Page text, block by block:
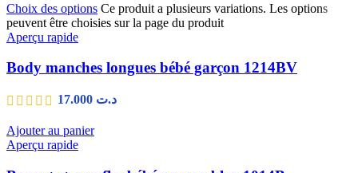
Choix des options Ce produit a plusieurs variations. Les options
peuvent être choisies sur la page du produit
Aperçu rapide
Body manches longues bébé garçon 1214BV
د.ت
Ajouter au panier
Aperçu rapide